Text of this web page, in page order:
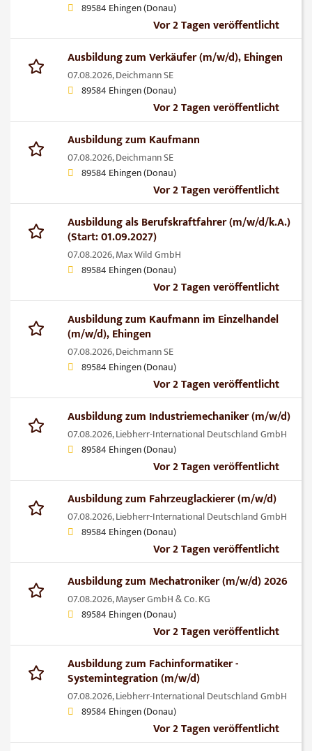
89584 Ehingen (Donau)
Vor 2 Tagen veröffentlicht
Ausbildung zum Verkäufer (m/w/d), Ehingen
07.08.2026,Deichmann SE
89584 Ehingen (Donau)
Vor 2 Tagen veröffentlicht
Ausbildung zum Kaufmann
07.08.2026,Deichmann SE
89584 Ehingen (Donau)
Vor 2 Tagen veröffentlicht
Ausbildung als Berufskraftfahrer (m/w/d/k.A.)
(Start: 01.09.2027)
07.08.2026,Max Wild GmbH
89584 Ehingen (Donau)
Vor 2 Tagen veröffentlicht
Ausbildung zum Kaufmann im Einzelhandel
(m/w/d), Ehingen
07.08.2026,Deichmann SE
89584 Ehingen (Donau)
Vor 2 Tagen veröffentlicht
Ausbildung zum Industriemechaniker (m/w/d)
07.08.2026,Liebherr-International Deutschland GmbH
89584 Ehingen (Donau)
Vor 2 Tagen veröffentlicht
Ausbildung zum Fahrzeuglackierer (m/w/d)
07.08.2026,Liebherr-International Deutschland GmbH
89584 Ehingen (Donau)
Vor 2 Tagen veröffentlicht
Ausbildung zum Mechatroniker (m/w/d) 2026
07.08.2026,Mayser GmbH & Co. KG
89584 Ehingen (Donau)
Vor 2 Tagen veröffentlicht
Ausbildung zum Fachinformatiker -
Systemintegration (m/w/d)
07.08.2026,Liebherr-International Deutschland GmbH
89584 Ehingen (Donau)
Vor 2 Tagen veröffentlicht